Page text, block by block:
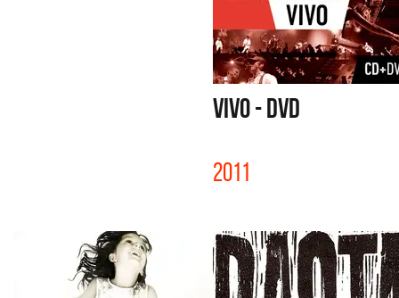
VIVO - DVD
2011